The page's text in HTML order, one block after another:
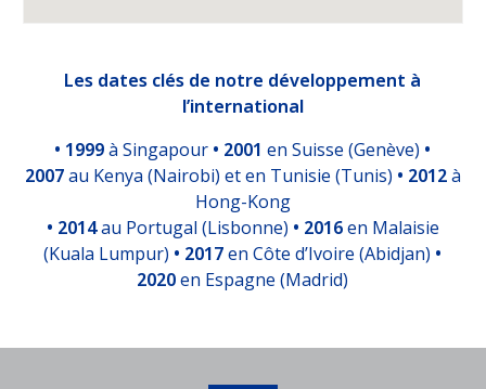
Madrid
Méditerranée
Lyon
Reims
Nantes
Les dates clés de notre développement à
l’international
• 1999à Singapour • 2001 en Suisse (Genève) •
2007au Kenya (Nairobi) et en Tunisie (Tunis) • 2012à
Hong-Kong
• 2014au Portugal (Lisbonne) • 2016en Malaisie
(Kuala Lumpur) • 2017en Côte d’Ivoire (Abidjan) •
2020en Espagne (Madrid)